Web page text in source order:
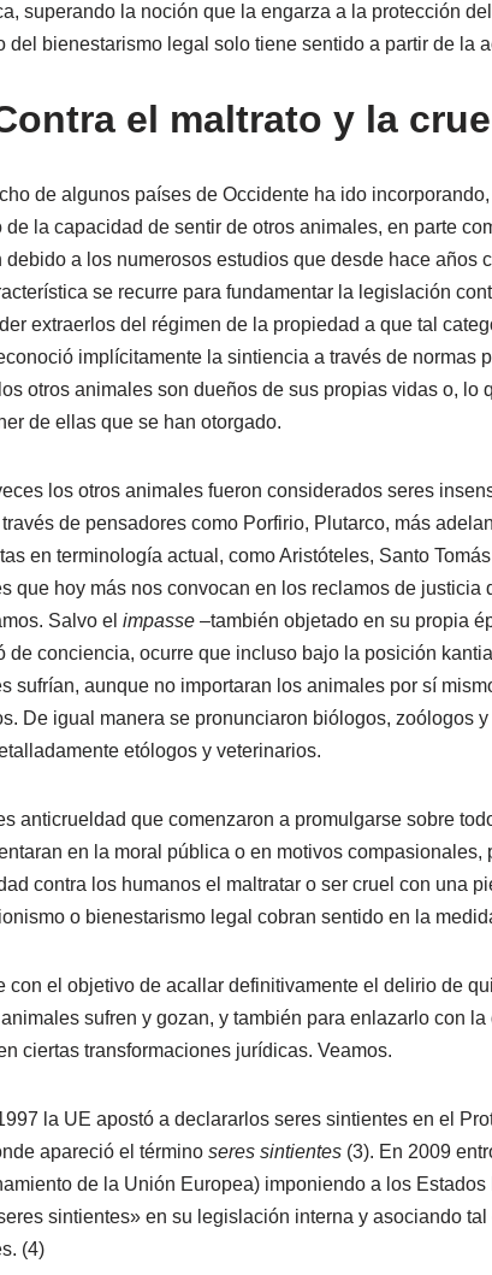
superando la noción que la engarza a la protección
del bienestarismo legal solo tiene sentido a partir de la
el maltrato y la
de algunos países de Occidente ha ido
de la capacidad de sentir de otros animales, en parte
debido a los numerosos estudios que desde hace
se recurre para fundamentar la legislación
extraerlos del régimen de la propiedad a que tal
implícitamente la sintiencia a través de normas
otros animales son dueños de sus propias vidas o,
de ellas que se han otorgado.
los otros animales fueron considerados seres
través de pensadores como Porfirio, Plutarco, más
en terminología actual, como Aristóteles, Santo
que hoy más nos convocan en los reclamos de
Salvo elimpasse –también objetado en su propia
de conciencia, ocurre que incluso bajo la posición
sufrían, aunque no importaran los animales por sí
De igual manera se pronunciaron biólogos, zoólogos
etólogos y veterinarios.
anticrueldad que comenzaron a promulgarse sobre
en la moral pública o en motivos
contra los humanos el maltratar o ser cruel con una
o bienestarismo legal cobran sentido en la
con el objetivo de acallar definitivamente el delirio de
sufren y gozan, y también para enlazarlo con
ciertas transformaciones jurídicas. Veamos.
la UE apostó a declararlos seres sintientes en el
apareció el términoseres sintientes (3). En 2009
de la Unión Europea) imponiendo a los
sintientes» en su legislación interna y asociando
(4)